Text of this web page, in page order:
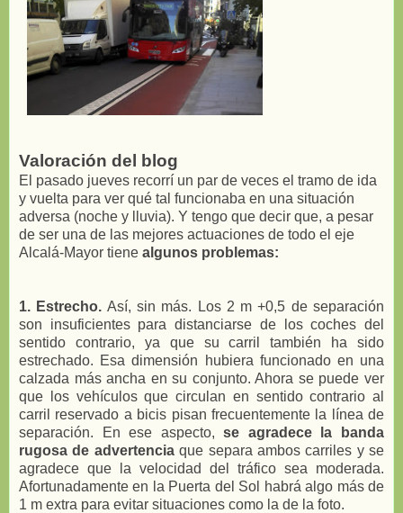
Valoración del blog
El pasado jueves recorrí un par de veces el tramo de ida
y vuelta para ver qué tal funcionaba en una situación
adversa (noche y lluvia). Y tengo que decir que, a pesar
de ser una de las mejores actuaciones de todo el eje
Alcalá-Mayor tiene algunos problemas:
1. Estrecho. Así, sin más. Los 2 m +0,5 de separación
son insuficientes para distanciarse de los coches del
sentido contrario, ya que su carril también ha sido
estrechado. Esa dimensión hubiera funcionado en una
calzada más ancha en su conjunto. Ahora se puede ver
que los vehículos que circulan en sentido contrario al
carril reservado a bicis pisan frecuentemente la línea de
separación. En ese aspecto,se agradece la banda
rugosa de advertenciaque separa ambos carriles y se
agradece que la velocidad del tráfico sea moderada.
Afortunadamente en la Puerta del Sol habrá algo más de
1 m extra para evitar situaciones como la de la foto.